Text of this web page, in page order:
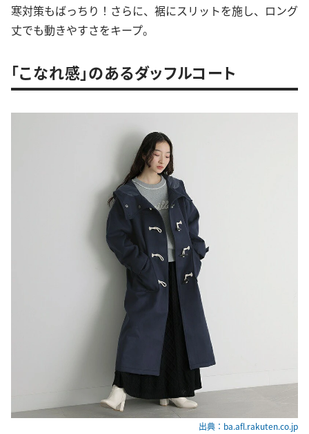
寒対策もばっちり！さらに、裾にスリットを施し、ロング
丈でも動きやすさをキープ。
「こなれ感」のあるダッフルコート
出典：ba.afl.rakuten.co.jp